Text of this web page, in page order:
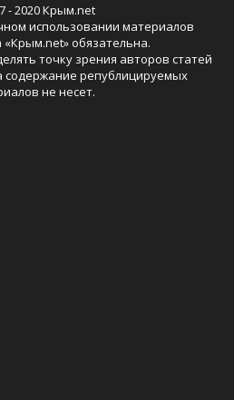
- 2020 Крым.net
использовании материалов
«Крым.net» обязательна.
точку зрения авторов статей
содержание републицируемых
не несет.